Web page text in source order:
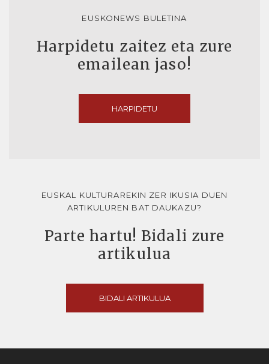
EUSKONEWS BULETINA
Harpidetu zaitez eta zure
emailean jaso!
HARPIDETU
EUSKAL KULTURAREKIN ZER IKUSIA DUEN
ARTIKULUREN BAT DAUKAZU?
Parte hartu! Bidali zure
artikulua
BIDALI ARTIKULUA